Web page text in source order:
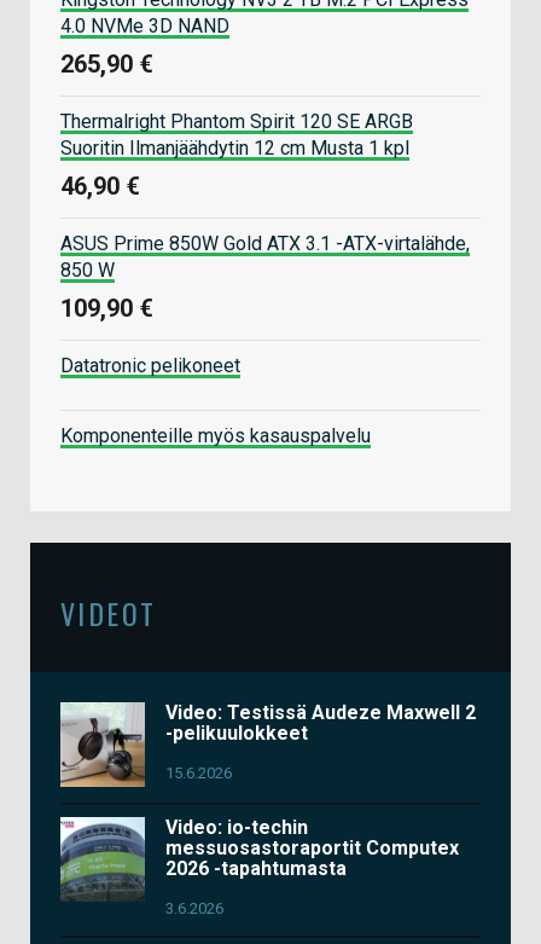
4.0 NVMe 3D NAND
265,90 €
Thermalright Phantom Spirit 120 SE ARGB
Suoritin Ilmanjäähdytin 12 cm Musta 1 kpl
46,90 €
ASUS Prime 850W Gold ATX 3.1 -ATX-virtalähde,
850 W
109,90 €
Datatronic pelikoneet
Komponenteille myös kasauspalvelu
VIDEOT
Video: Testissä Audeze Maxwell 2
-pelikuulokkeet
15.6.2026
Video: io-techin
messuosastoraportit Computex
2026 -tapahtumasta
3.6.2026